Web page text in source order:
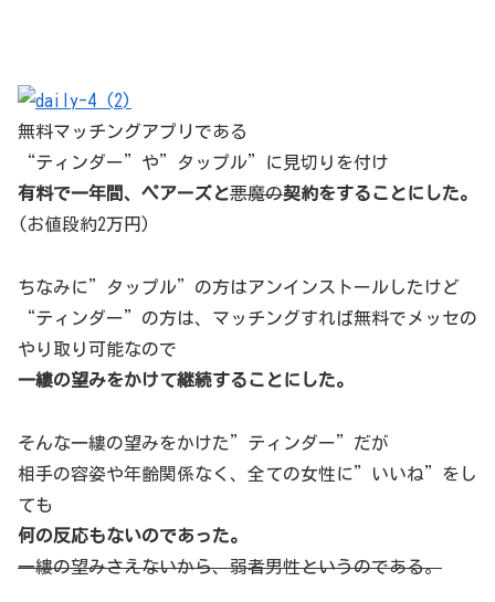
無料マッチングアプリである
“ティンダー”や”タップル”に見切りを付け
有料で一年間、ペアーズと悪魔の契約をすることにした。
(お値段約2万円)
ちなみに”タップル”の方はアンインストールしたけど
“ティンダー”の方は、マッチングすれば無料でメッセの
やり取り可能なので
一縷の望みをかけて継続することにした。
そんな一縷の望みをかけた”ティンダー”だが
相手の容姿や年齢関係なく、全ての女性に”いいね”をし
ても
何の反応もないのであった。
一縷の望みさえないから、弱者男性というのである。